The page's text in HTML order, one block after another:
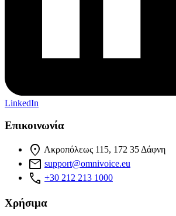
LinkedIn
Επικοινωνία
location_on Ακροπόλεως 115, 172 35 Δάφνη
mail support@omnivoice.eu
phone +30 212 213 1000
Χρήσιμα